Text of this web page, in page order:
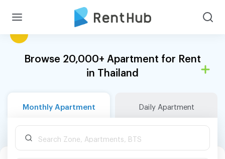
Browse 20,000+ Apartment for Rent
in Thailand
Monthly Apartment Daily Apartment